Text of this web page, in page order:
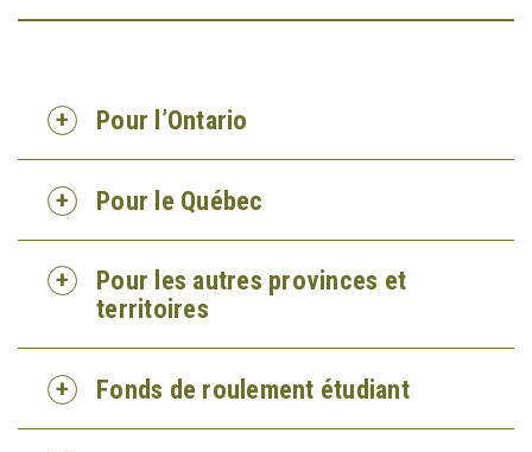
Pour l’Ontario
Pour le Québec
Pour les autres provinces et
territoires
Fonds de roulement étudiant